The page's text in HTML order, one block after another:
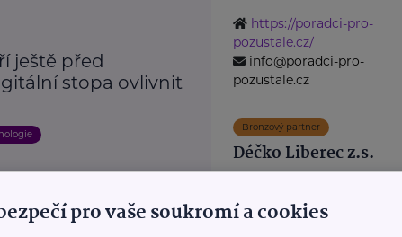
ještě před
stopa ovlivnit
https://poradci-pro-
pozustale.cz/
info@poradci-pro-
pozustale.cz
Bronzový partner
Déčko Liberec z.s.
Občanskou poradnu Déčko
pro vaše soukromí a cookies